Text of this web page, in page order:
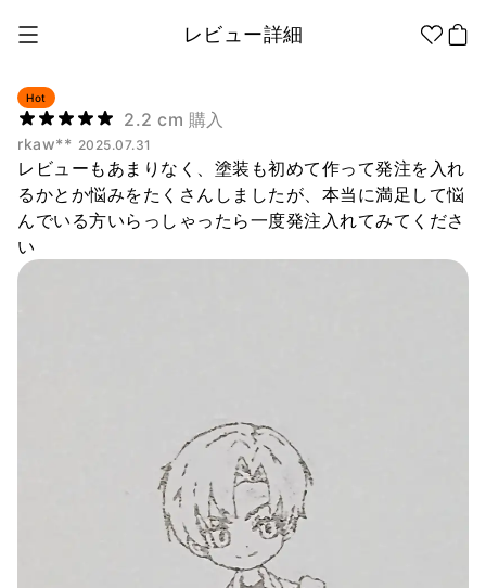
Hot
2.2 cm 購入
rkaw** 2025.07.31
レビューもあまりなく、塗装も初めて作って発注を入れ
るかとか悩みをたくさんしましたが、本当に満足して悩
んでいる方いらっしゃったら一度発注入れてみてくださ
い
レビュー詳細
1個から制作
ノベルティ
ノウハウ
アパレル
ファッション小物
アパレル カテゴリー
スウェッ
トシャツ
フードパ
ーカー